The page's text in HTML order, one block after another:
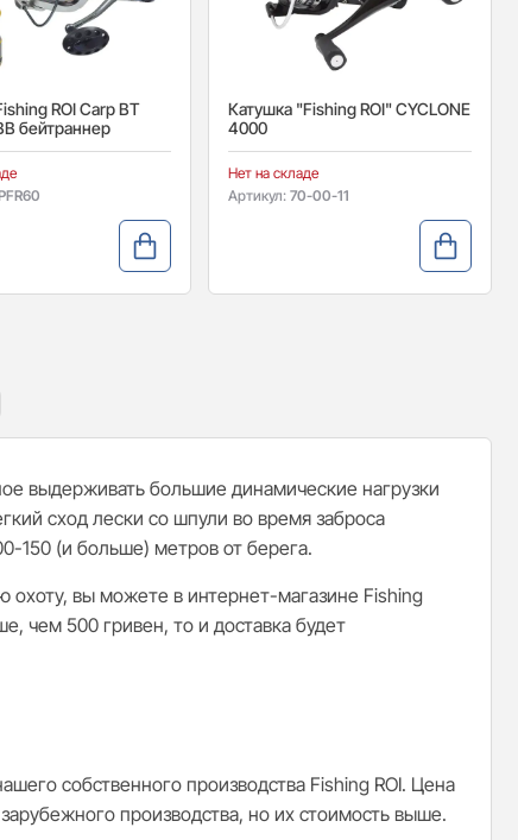
ROI Carp BT
бейтраннер
Катушка "Fishing ROI" CYCLONE
4000
Нет на складе
Артикул: 70-00-11
выдерживать большие динамические нагрузки
сход лески со шпули во время заброса
150 (и больше) метров от берега.
охоту, вы можете в интернет-магазине Fishing
чем 500 гривен, то и доставка будет
собственного производства Fishing ROI. Цена
производства, но их стоимость выше.